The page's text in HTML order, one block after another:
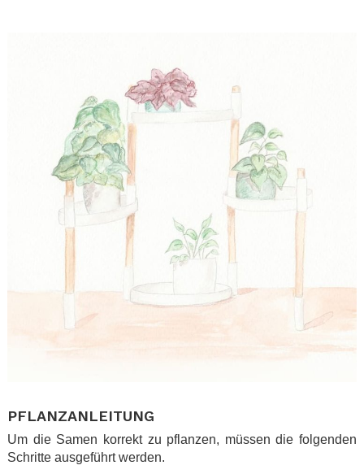
PFLANZANLEITUNG
Um die Samen korrekt zu pflanzen, müssen die folgenden
Schritte ausgeführt werden.